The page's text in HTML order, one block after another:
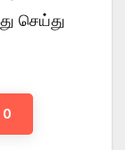
செய்து
0